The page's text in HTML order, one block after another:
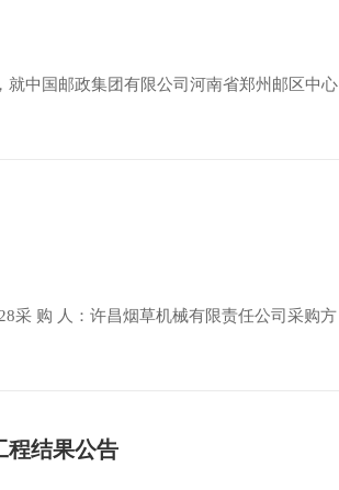
中国邮政集团有限公司河南省郑州邮区中心
采 购 人：许昌烟草机械有限责任公司采购方
程结果公告